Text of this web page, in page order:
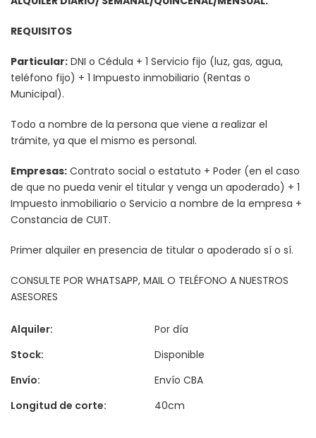
REQUISITOS
Particular: DNI o Cédula + 1 Servicio fijo (luz, gas, agua,
teléfono fijo) + 1 Impuesto inmobiliario (Rentas o
Municipal).
Todo a nombre de la persona que viene a realizar el
trámite, ya que el mismo es personal.
Empresas: Contrato social o estatuto + Poder (en el caso
de que no pueda venir el titular y venga un apoderado) + 1
Impuesto inmobiliario o Servicio a nombre de la empresa +
Constancia de CUIT.
Primer alquiler en presencia de titular o apoderado sí o sí.
CONSULTE POR WHATSAPP, MAIL O TELÉFONO A NUESTROS
ASESORES
Alquiler:
Por día
Stock:
Disponible
Envío:
Envío CBA
Longitud de corte:
40cm